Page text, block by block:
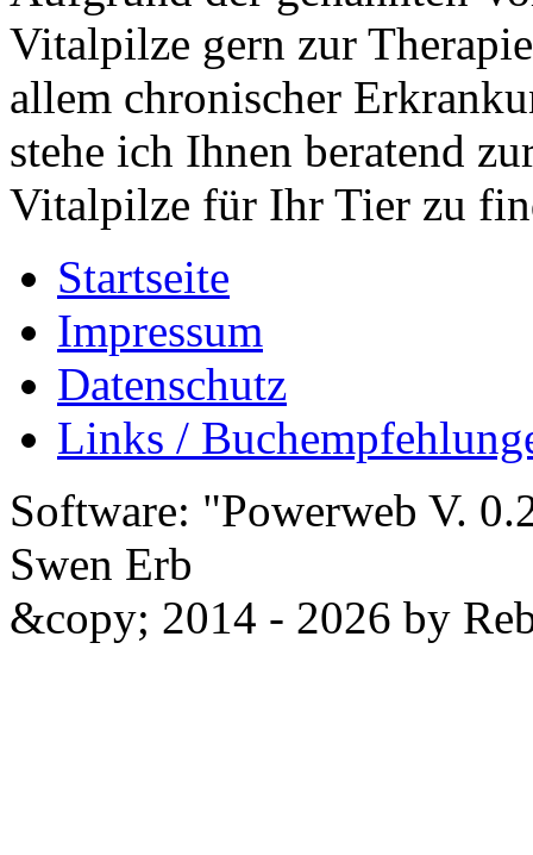
Vitalpilze gern zur
allem chronischer
stehe ich Ihnen beratend
Vitalpilze für Ihr Tier zu
Startseite
Impressum
Datenschutz
Links /
Software: "Powerweb V.
Swen Erb
&copy; 2014 - 2026 by